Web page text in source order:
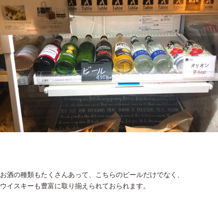
お酒の種類もたくさんあって、こちらのビールだけでなく、
ウイスキーも豊富に取り揃えられておられます。